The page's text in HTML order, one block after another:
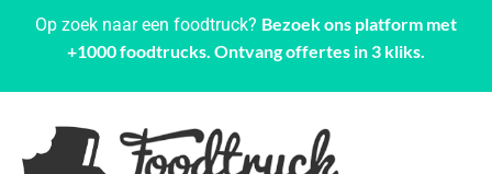
Op zoek naar een foodtruck? Bezoek ons platform met
+1000 foodtrucks. Ontvang offertes in 3 kliks.